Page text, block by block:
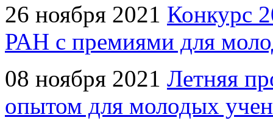
26 ноября 2021 Конкурс
РАН с премиями для
08 ноября 2021 Летняя
опытом для молодых